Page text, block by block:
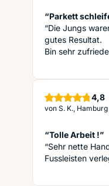
“Parkett
“Die Jungs
gutes Resultat.
Bin sehr
4,8
von S. K.,
“Tolle Arbeit !”
“Sehr nette
Fussleisten